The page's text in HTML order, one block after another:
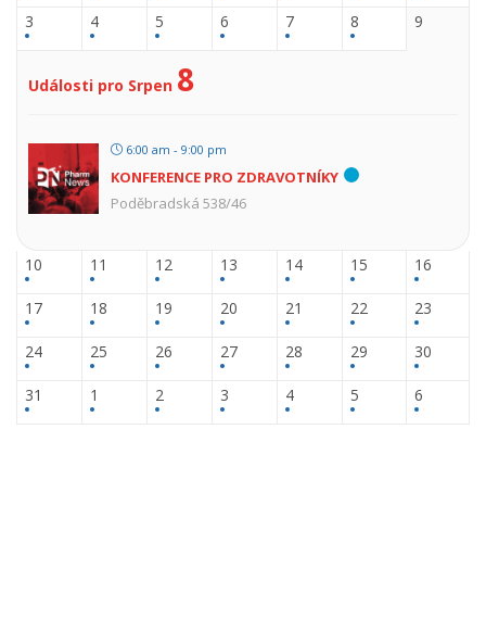
3 4 5 6 7 8 9
Události pro Srpen 8
6:00 am - 9:00 pm
KONFERENCE PRO ZDRAVOTNÍKY
Poděbradská 538/46
10 11 12 13 14 15 16
17 18 19 20 21 22 23
24 25 26 27 28 29 30
31 1 2 3 4 5 6